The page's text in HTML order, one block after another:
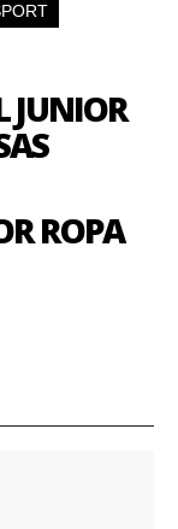
JUNIOR
ROPA